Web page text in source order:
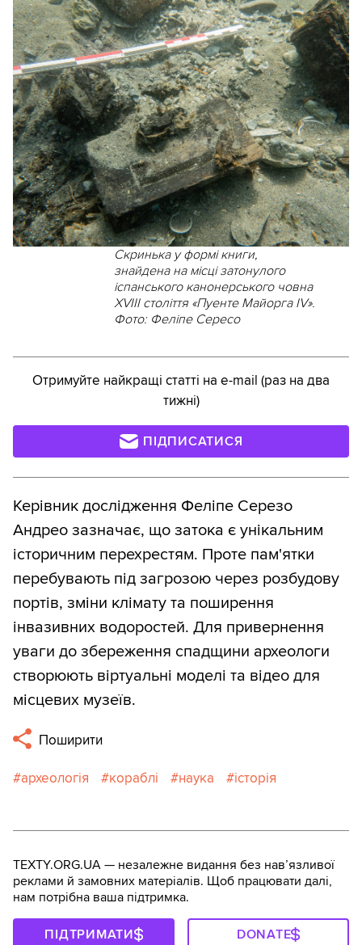
Скринька у формі книги,
знайдена на місці затонулого
іспанського канонерського човна
XVIII століття «Пуенте Майорга IV».
Фото: Феліпе Сересо
Отримуйте найкращі статті на e-mail (раз на два
тижні)
ПІДПИСАТИСЯ
Керівник дослідження Феліпе Серезо
Андрео зазначає, що затока є унікальним
історичним перехрестям. Проте пам'ятки
перебувають під загрозою через розбудову
портів, зміни клімату та поширення
інвазивних водоростей. Для привернення
уваги до збереження спадщини археологи
створюють віртуальні моделі та відео для
місцевих музеїв.
Поширити
археологія кораблі наука історія
TEXTY.ORG.UA — незалежне видання без навʼязливої
реклами й замовних матеріалів. Щоб працювати далі,
нам потрібна ваша підтримка.
ПІДТРИМАТИ DONATE